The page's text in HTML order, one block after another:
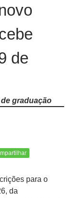
de
graduação
para o
da